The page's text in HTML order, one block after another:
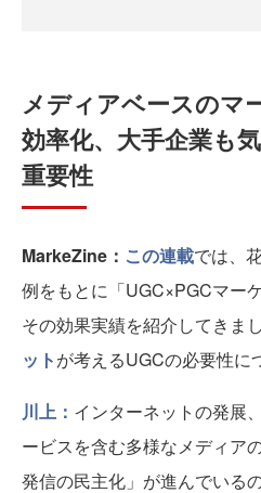
メディアベースのマ
効率化、大手企業も
重要性
MarkeZine： この連載では、
例をもとに「UGC×PGCマー
その効果実績を紹介してきま
ットが考えるUGCの必要性に
川上： インターネットの発展
ービスを含む多様なメディア
発信の民主化」が進んでいる